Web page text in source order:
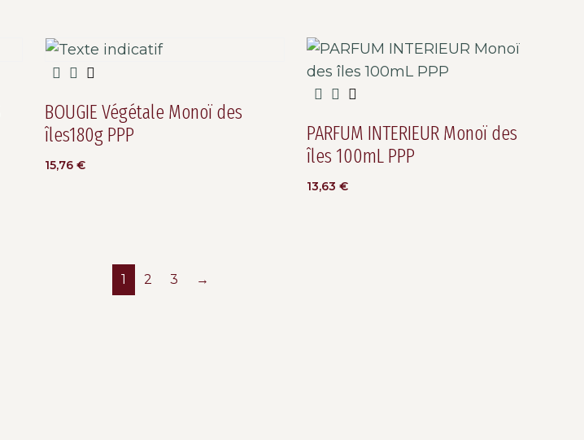
BOUGIE Végétale Monoï des
îles180g PPP
15,76€
PARFUM INTERIEUR Monoï des
îles 100mL PPP
13,63 €
1 2 3 →